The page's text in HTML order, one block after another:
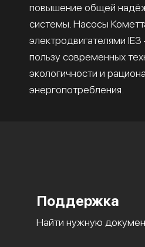
повышение общей
системы. Насосы
электродвигателями
пользу современных
экологичности и
энергопотребления.
Поддержка
Найти нужную